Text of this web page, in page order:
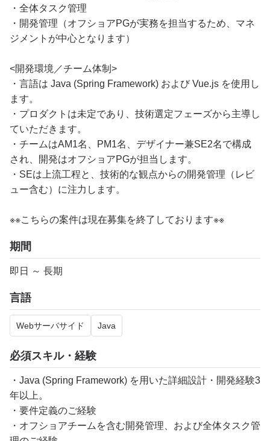
・全体タスク管理
・開発管理（オフショアPGが実務を担当するため、マネ
ジメントが中心となります）
<開発環境／チーム体制>
・言語は Java (Spring Framework) および Vue.js を使用し
ます。
・プロダクトは未定であり、技術選定フェーズから主導し
ていただきます。
・チームはAM1名、PM1名、デザイナー兼SE2名で構成
され、開発はオフショアPGが担当します。
・SEは上流工程と、技術的な観点からの開発管理（レビ
ュー含む）に注力します。
※※こちらの案件は現在募集を終了しております※※
期間
即日 ～ 長期
言語
Webサーバサイド Java
必須スキル・経験
・Java (Spring Framework) を用いた詳細設計・開発経験3
年以上。
・要件定義のご経験
・オフショアチームを含む開発管理、および全体タスク管